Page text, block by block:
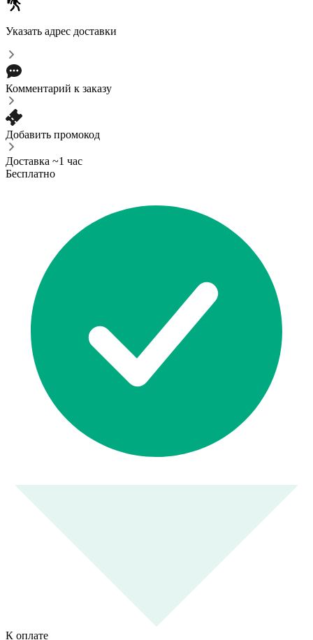
Указать адрес доставки
Комментарий к заказу
Добавить промокод
Доставка ~1 час
Бесплатно
К оплате